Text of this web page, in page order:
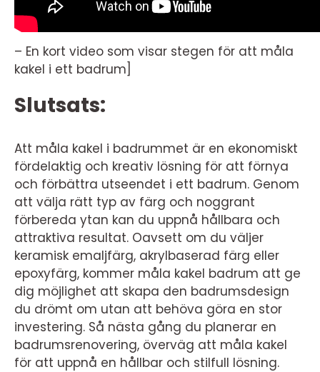
– En kort video som visar stegen för att måla
kakel i ett badrum]
Slutsats:
Att måla kakel i badrummet är en ekonomiskt
fördelaktig och kreativ lösning för att förnya
och förbättra utseendet i ett badrum. Genom
att välja rätt typ av färg och noggrant
förbereda ytan kan du uppnå hållbara och
attraktiva resultat. Oavsett om du väljer
keramisk emaljfärg, akrylbaserad färg eller
epoxyfärg, kommer måla kakel badrum att ge
dig möjlighet att skapa den badrumsdesign
du drömt om utan att behöva göra en stor
investering. Så nästa gång du planerar en
badrumsrenovering, överväg att måla kakel
för att uppnå en hållbar och stilfull lösning.